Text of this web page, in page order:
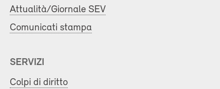
Attualità/Giornale SEV
Comunicati stampa
SERVIZI
Colpi di diritto